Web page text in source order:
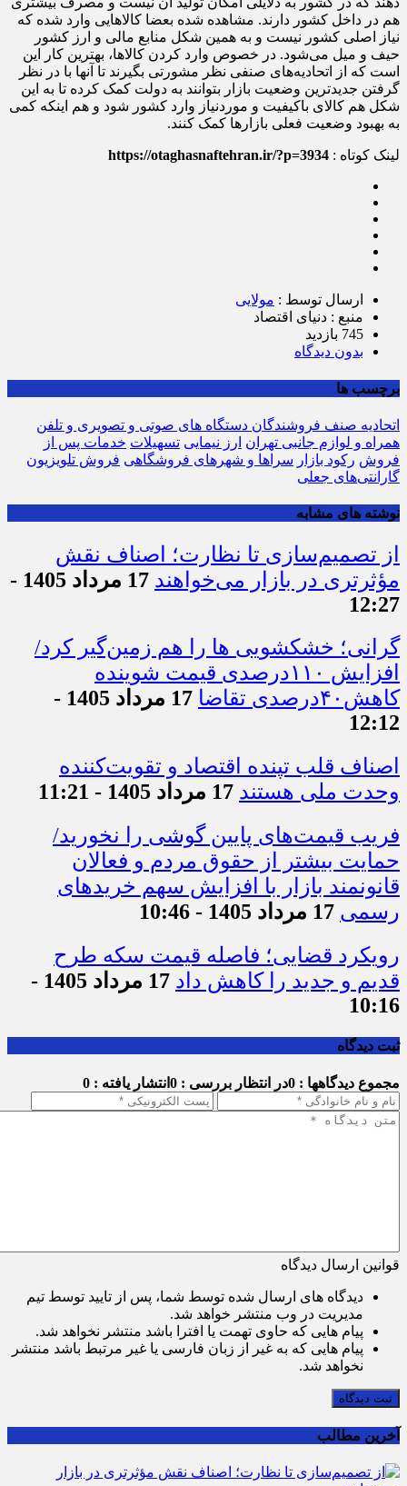
هم در داخل کشور دارند. مشاهده شده بعضا کالاهایی وارد شده که
نیاز اصلی کشور نیست و به همین شکل منابع مالی و ارز کشور
حیف و میل می‌شود. در خصوص وارد کردن کالاها، بهترین کار این
است که از اتحادیه‌های صنفی نظر مشورتی بگیرند تا آنها با در نظر
گرفتن جدید‌ترین وضعیت بازار بتوانند به دولت کمک کرده تا به این
شکل هم کالای با‌کیفیت و موردنیاز وارد کشور شود و هم اینکه کمی
به بهبود وضعیت فعلی بازارها کمک کنند.
لینک کوتاه : https://otaghasnaftehran.ir/?p=3934
ارسال توسط : مولایی
منبع : دنیای‌ اقتصاد
745 بازدید
بدون دیدگاه
برچسب ها
اتحادیه صنف فروشندگان دستگاه های صوتی و تصویری و تلفن
همراه و لوازم جانبی تهران ارز نیمایی تسهیلات خدمات پس از
فروش رکود بازار سراها و شهرهای فروشگاهی فروش تلویزیون
گارانتی‌های جعلی
نوشته های مشابه
از تصمیم‌سازی تا نظارت؛ اصناف نقش
مؤثرتری در بازار می‌خواهند
17 مرداد 1405 -
12:27
گرانی؛ خشکشویی‌ ها را هم زمین‌گیر کرد/
افزایش ۱۱۰درصدی قیمت شوینده
کاهش۴۰درصدی تقاضا
17 مرداد 1405 -
12:12
اصناف قلب تپنده اقتصاد و تقویت‌کننده
وحدت ملی هستند 17 مرداد 1405 - 11:21
فریب قیمت‌های پایین گوشی را نخورید/
حمایت بیشتر از حقوق مردم و فعالان
قانونمند بازار با افزایش سهم خریدهای
رسمی 17 مرداد 1405 - 10:46
رویکرد قضایی؛ فاصله قیمت سکه طرح
قدیم و جدید را کاهش داد
17 مرداد 1405 -
10:16
ثبت دیدگاه
مجموع دیدگاهها : 0 در انتظار بررسی : 0 انتشار یافته : 0
قوانین ارسال دیدگاه
دیدگاه های ارسال شده توسط شما، پس از تایید توسط تیم
مدیریت در وب منتشر خواهد شد.
پیام هایی که حاوی تهمت یا افترا باشد منتشر نخواهد شد.
پیام هایی که به غیر از زبان فارسی یا غیر مرتبط باشد منتشر
نخواهد شد.
ثبت دیدگاه
آخرین مطالب